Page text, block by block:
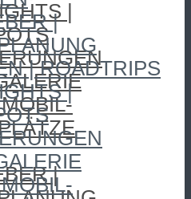
|
|
|
| ROADTRIPS
|